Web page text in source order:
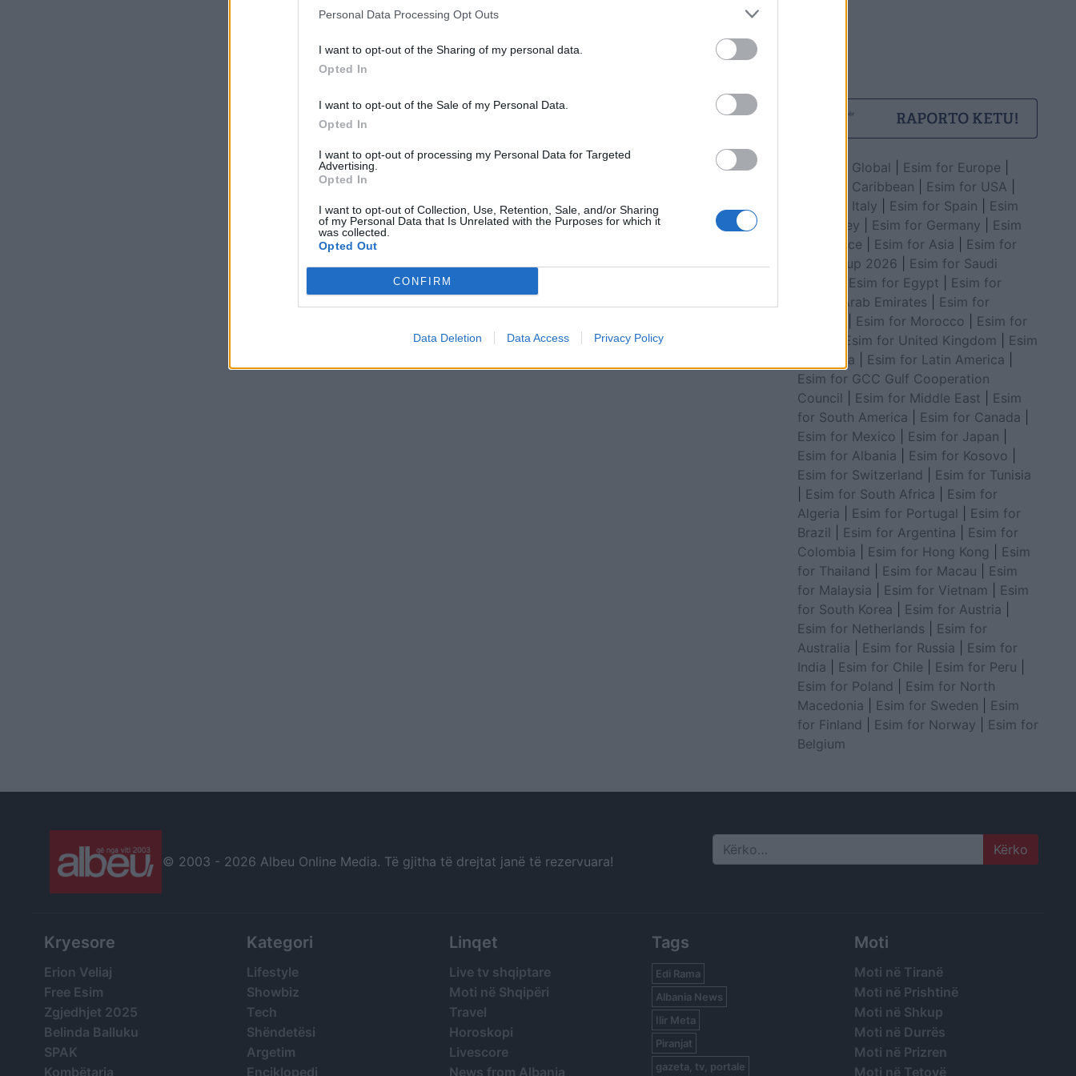
Personal Data Processing Opt Outs
I want to opt-out of the Sharing of my personal data.
Opted In
I want to opt-out of the Sale of my Personal Data.
Opted In
I want to opt-out of processing my Personal Data for Targeted
Advertising.
Opted In
I want to opt-out of Collection, Use, Retention, Sale, and/or Sharing
of my Personal Data that Is Unrelated with the Purposes for which it
was collected.
Opted Out
CONFIRM
Data Deletion Data Access Privacy Policy
Esim for Global Esim for Europe
Esim for Caribbean
Esim for USA
Esim for Italy
Esim for Spain
Esim
for Turkey
Esim for Germany
Esim
for Greece
Esim for Asia
Esim for
World Cup 2026
Esim for Saudi
Esim for Egypt
Esim for
United Arab Emirates
Esim for
Esim for Morocco
Esim for
Esim for United Kingdom
Esim
for Africa
Esim for Latin America
Esim for GCC Gulf Cooperation
Council
Esim for Middle East
Esim
for South America
Esim for Canada
Esim for Mexico
Esim for Japan
Esim for Albania
Esim for Kosovo
Esim for Switzerland
Esim for Tunisia
Esim for South Africa
Esim for
Algeria
Esim for Portugal
Esim for
Brazil
Esim for Argentina
Esim for
Colombia
Esim for Hong Kong
Esim
for Thailand
Esim for Macau
Esim
for Malaysia
Esim for Vietnam
Esim
for South Korea
Esim for Austria
Esim for Netherlands
Esim for
Australia
Esim for Russia
Esim for
India
Esim for Chile Esim for Peru
Esim for Poland
Esim for North
Macedonia
Esim for Sweden
Esim
for Finland
Esim for Norway
Esim for
Belgium
© 2003 - 2026 Albeu Online Media. Të gjitha të drejtat janë të rezervuara! Search
Kryesore
Erion Veliaj
Free Esim
Zgjedhjet 2025
Belinda Balluku
SPAK
Kombëtarja
Kategori
Lifestyle
Showbiz
Tech
Shëndetësi
Argetim
Enciklopedi
Linqet
Live tv shqiptare
Moti në Shqipëri
Travel
Horoskopi
Livescore
News from Albania
Tags
Edi Rama
Albania News
Ilir Meta
Piranjat
gazeta, tv, portale
Moti
Moti në Tiranë
Moti në Prishtinë
Moti në Shkup
Moti në Durrës
Moti në Prizren
Moti në Tetovë